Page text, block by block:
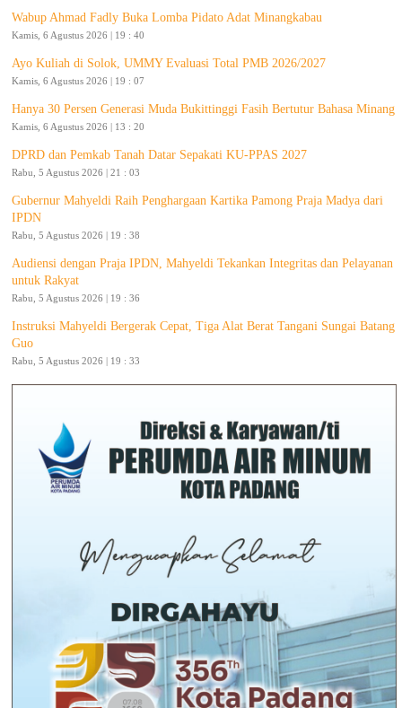
Wabup Ahmad Fadly Buka Lomba Pidato Adat Minangkabau
Kamis, 6 Agustus 2026 | 19 : 40
Ayo Kuliah di Solok, UMMY Evaluasi Total PMB 2026/2027
Kamis, 6 Agustus 2026 | 19 : 07
Hanya 30 Persen Generasi Muda Bukittinggi Fasih Bertutur Bahasa Minang
Kamis, 6 Agustus 2026 | 13 : 20
DPRD dan Pemkab Tanah Datar Sepakati KU-PPAS 2027
Rabu, 5 Agustus 2026 | 21 : 03
Gubernur Mahyeldi Raih Penghargaan Kartika Pamong Praja Madya dari
IPDN
Rabu, 5 Agustus 2026 | 19 : 38
Audiensi dengan Praja IPDN, Mahyeldi Tekankan Integritas dan Pelayanan
untuk Rakyat
Rabu, 5 Agustus 2026 | 19 : 36
Instruksi Mahyeldi Bergerak Cepat, Tiga Alat Berat Tangani Sungai Batang
Guo
Rabu, 5 Agustus 2026 | 19 : 33